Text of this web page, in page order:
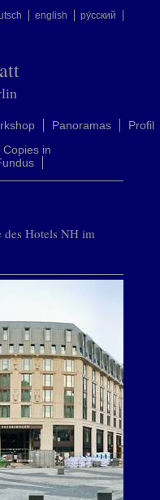
english ру́сский
Panoramas
Profil
Copies in
des Hotels NH im